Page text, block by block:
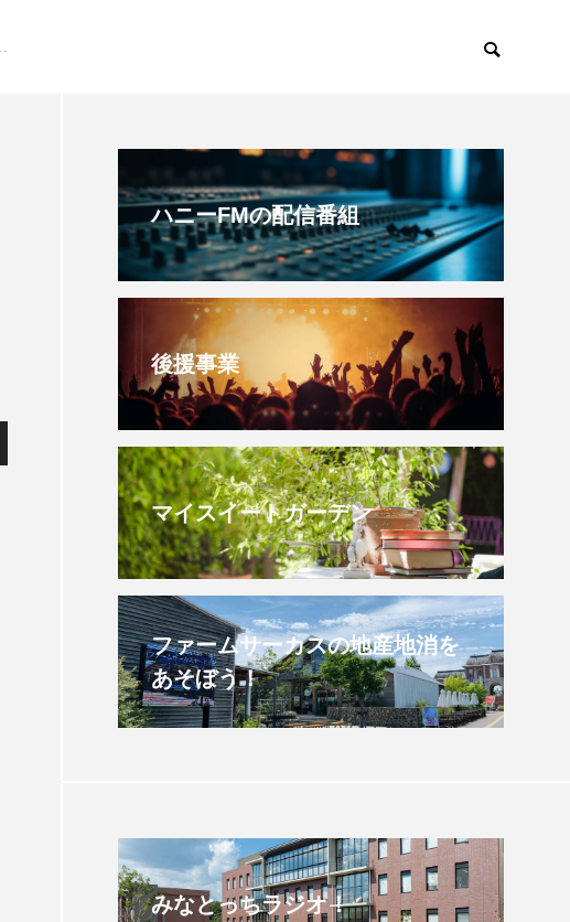
校区すみからすみまで
【校区すみからすみまで】3月16
日（土）三田市立 高平小学校
放課後ラジオ！
【放課後ラジオ！】8
配信 県立有馬高校
学校農業クラブ連盟大
2026.08.04

ハニーFMの配信番組
後援事業
マイスイートガーデン
ファームサーカスの地産地消を
あそぼう！
みなとっちラジオ！